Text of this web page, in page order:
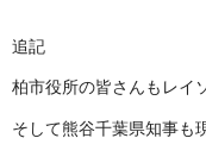
追記
柏市役所の皆さんもレイ
そして熊谷千葉県知事も